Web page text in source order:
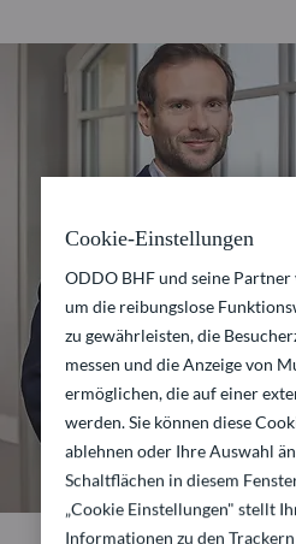
Cookie-Einstellungen
ODDO BHF und seine Partner
um die reibungslose
zu gewährleisten, die
messen und die Anzeige von
ermöglichen, die auf einer
werden. Sie können diese
ablehnen oder Ihre Auswahl
Schaltflächen in diesem
„Cookie Einstellungen" stellt
Informationen zu den